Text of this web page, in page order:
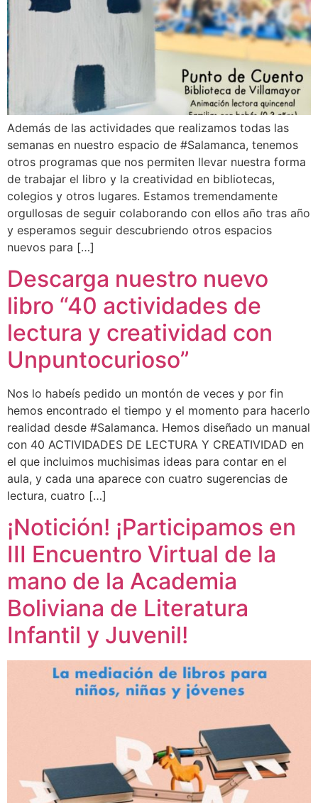
Además de las actividades que realizamos todas las
semanas en nuestro espacio de #Salamanca, tenemos
otros programas que nos permiten llevar nuestra forma
de trabajar el libro y la creatividad en bibliotecas,
colegios y otros lugares. Estamos tremendamente
orgullosas de seguir colaborando con ellos año tras año
y esperamos seguir descubriendo otros espacios
nuevos para […]
Descarga nuestro nuevo
libro “40 actividades de
lectura y creatividad con
Unpuntocurioso”
Nos lo habeís pedido un montón de veces y por fin
hemos encontrado el tiempo y el momento para hacerlo
realidad desde #Salamanca. Hemos diseñado un manual
con 40 ACTIVIDADES DE LECTURA Y CREATIVIDAD en
el que incluimos muchisimas ideas para contar en el
aula, y cada una aparece con cuatro sugerencias de
lectura, cuatro […]
¡Notición! ¡Participamos en
III Encuentro Virtual de la
mano de la Academia
Boliviana de Literatura
Infantil y Juvenil!